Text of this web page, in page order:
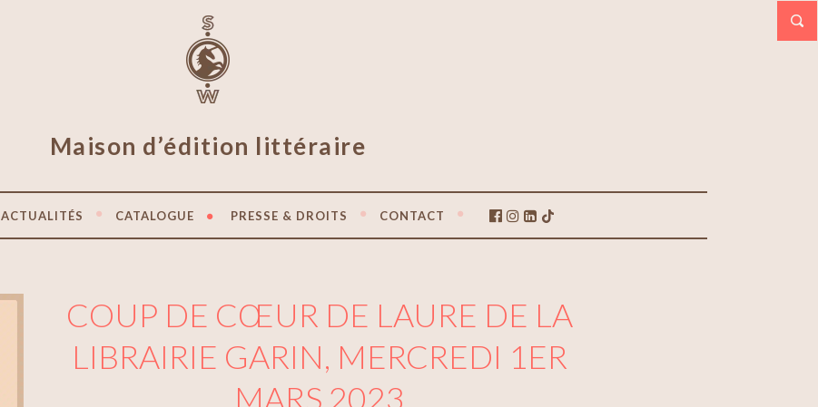
Maison d’édition littéraire
ACTUALITÉS CATALOGUE PRESSE & DROITS CONTACT
COUP DE CŒUR DE LAURE DE LA
LIBRAIRIE GARIN, MERCREDI 1ER
MARS 2023